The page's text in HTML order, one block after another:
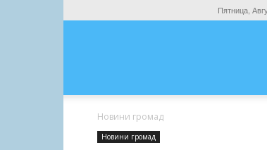
Пятница,
Новини громад
Новини громад